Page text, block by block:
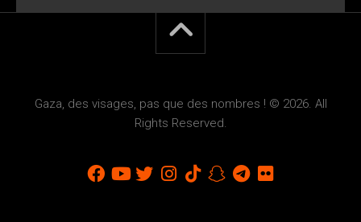
Gaza, des visages, pas que des nombres ! © 2026. All
Rights Reserved.